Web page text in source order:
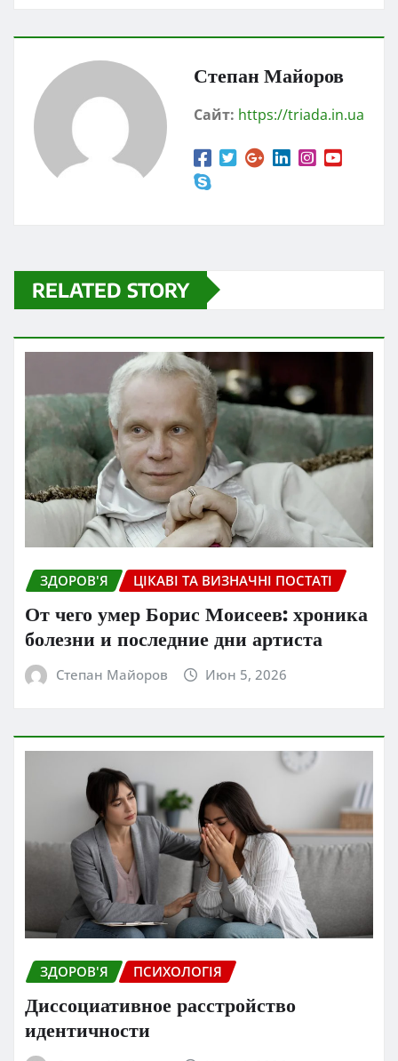
Степан Майоров
Сайт: https://triada.in.ua
RELATED STORY
ЗДОРОВ'Я ЦІКАВІ ТА ВИЗНАЧНІ ПОСТАТІ
От чего умер Борис Моисеев: хроника
болезни и последние дни артиста
Степан Майоров Июн 5, 2026
ЗДОРОВ'Я ПСИХОЛОГІЯ
Диссоциативное расстройство
идентичности